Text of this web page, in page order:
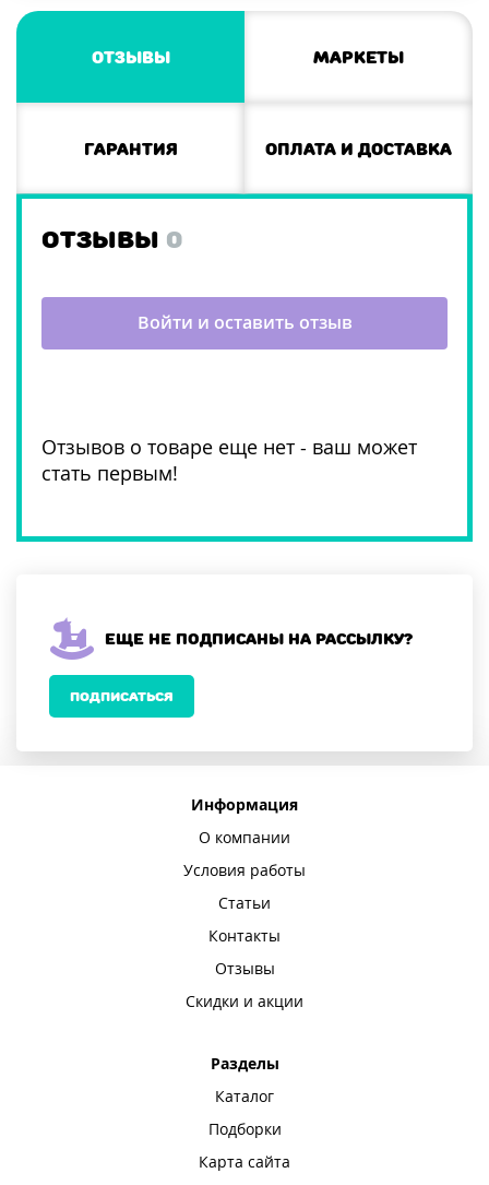
Отзывы Маркеты
Гарантия Оплата и доставка
ОТЗЫВЫ 0
Отзывов о товаре еще нет - ваш может
стать первым!
Войти и оставить отзыв
Еще не подписаны на рассылку?
ПОДПИСАТЬСЯ
Информация
О компании
Условия работы
Статьи
Контакты
Отзывы
Скидки и акции
Разделы
Каталог
Подборки
Карта сайта